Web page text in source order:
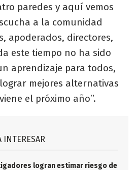
paredes y aquí vemos
a la comunidad
apoderados, directores,
este tiempo no ha sido
aprendizaje para todos,
mejores alternativas
el próximo año”.
INTERESAR
logran estimar riesgo de